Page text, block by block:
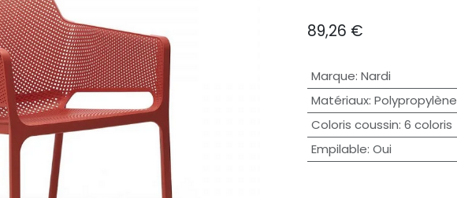
89,26 €
Marque: Nardi
Matériaux:
Coloris coussin: 6 coloris
Empilable: Oui